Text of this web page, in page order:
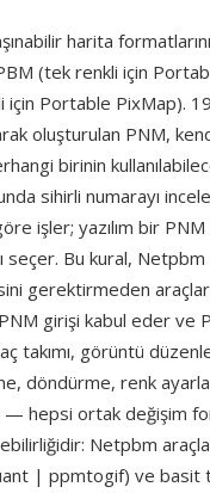
harita
(tek renkli için
Portable PixMap).
oluşturulan PNM,
birinin
sihirli numarayı
işler; yazılım bir PNM
Bu kural, Netpbm
gerektirmeden
girişi kabul eder ve
takımı, görüntü
döndürme, renk
hepsi ortak değişim
Netpbm
| ppmtogif) ve basit